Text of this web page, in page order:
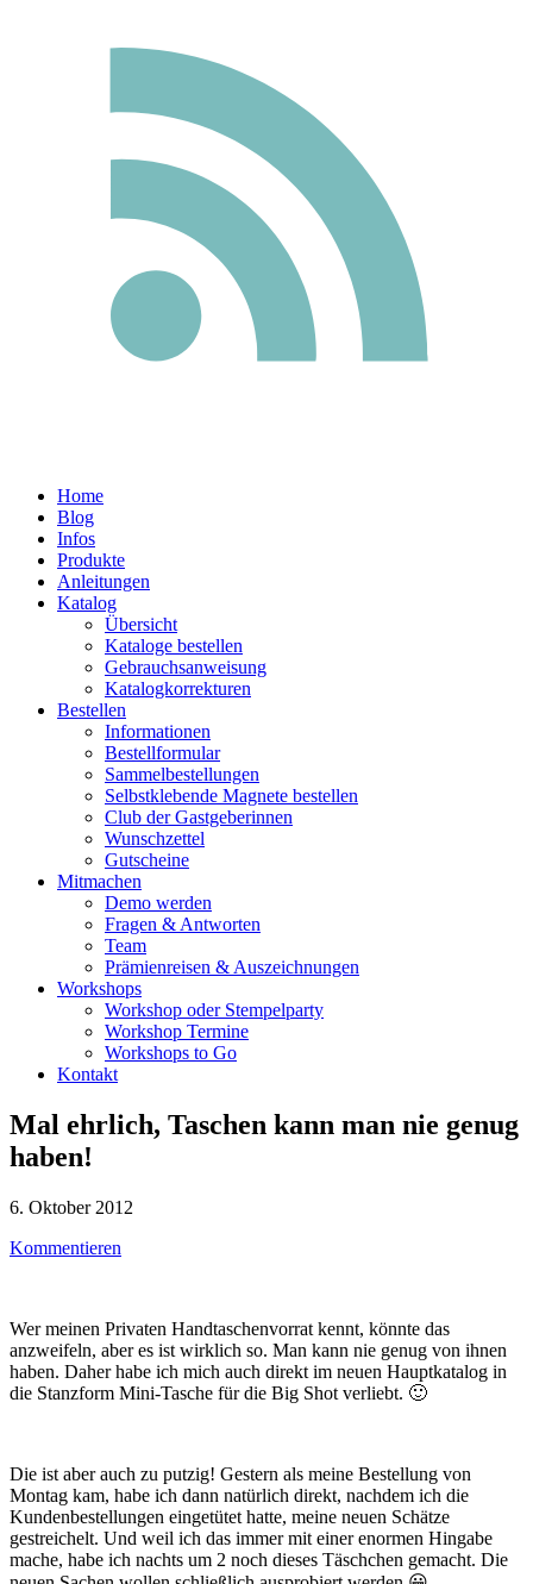
Home
Blog
Infos
Produkte
Anleitungen
Katalog
Übersicht
Kataloge bestellen
Gebrauchsanweisung
Katalogkorrekturen
Bestellen
Informationen
Bestellformular
Sammelbestellungen
Selbstklebende Magnete bestellen
Club der Gastgeberinnen
Wunschzettel
Gutscheine
Mitmachen
Demo werden
Fragen & Antworten
Team
Prämienreisen & Auszeichnungen
Workshops
Workshop oder Stempelparty
Workshop Termine
Workshops to Go
Kontakt
Mal ehrlich, Taschen kann man nie genug
haben!
6. Oktober 2012
Kommentieren
Wer meinen Privaten Handtaschenvorrat kennt, könnte das
anzweifeln, aber es ist wirklich so. Man kann nie genug von ihnen
haben. Daher habe ich mich auch direkt im neuen Hauptkatalog in
die Stanzform Mini-Tasche für die Big Shot verliebt. 🙂
Die ist aber auch zu putzig! Gestern als meine Bestellung von
Montag kam, habe ich dann natürlich direkt, nachdem ich die
Kundenbestellungen eingetütet hatte, meine neuen Schätze
gestreichelt. Und weil ich das immer mit einer enormen Hingabe
mache, habe ich nachts um 2 noch dieses Täschchen gemacht. Die